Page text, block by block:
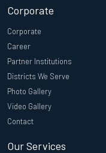
Corporate
Corporate
Career
Partner Institutions
Districts We Serve
Photo Gallery
Video Gallery
Contact
Our Services